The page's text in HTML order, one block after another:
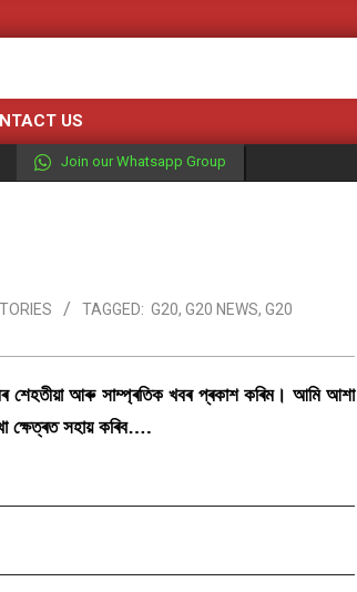
US
Join our Whatsapp Group
TAGGED: G20, G20 NEWS, G20
আৰু সাম্প্ৰতিক খবৰ প্ৰকাশ কৰিম। আমি আশা
সহায় কৰিব….